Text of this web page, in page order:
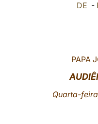
DE -
PAPA
Quarta-